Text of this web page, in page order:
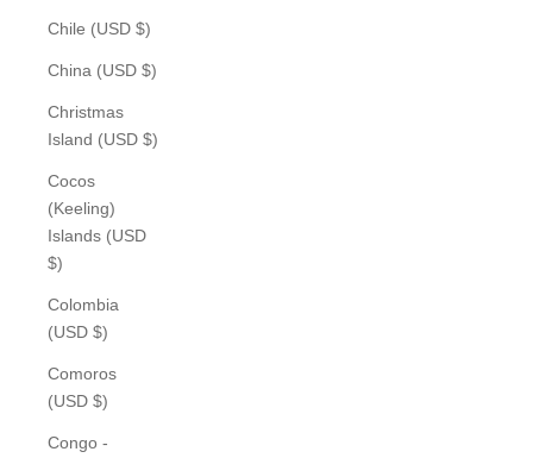
Chile (USD $)
China (USD $)
Christmas
Island (USD $)
Cocos
(Keeling)
Islands (USD
$)
Colombia
(USD $)
Comoros
(USD $)
Congo -